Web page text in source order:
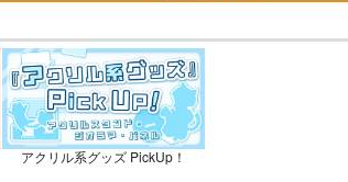
女友達は頼めば意外とヤらせてく
れる 8
HELL’o WORK！～賽
アクリル系グッズ PickUp！